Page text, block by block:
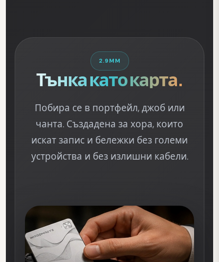
2.9MM
Тънка като карта.
Побира се в портфейл, джоб или
чанта. Създадена за хора, които
искат запис и бележки без големи
устройства и без излишни кабели.